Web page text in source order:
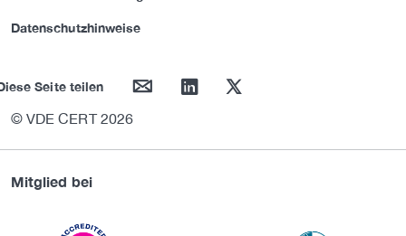
Datenschutzhinweise
Seite teilen mail linkedin twitter
© VDE CERT 2026
Mitglied bei